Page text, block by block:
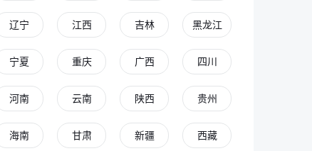
辽宁 江西 吉林 黑龙江
宁夏 重庆 广西 四川
河南 云南 陕西 贵州
海南 甘肃 新疆 西藏